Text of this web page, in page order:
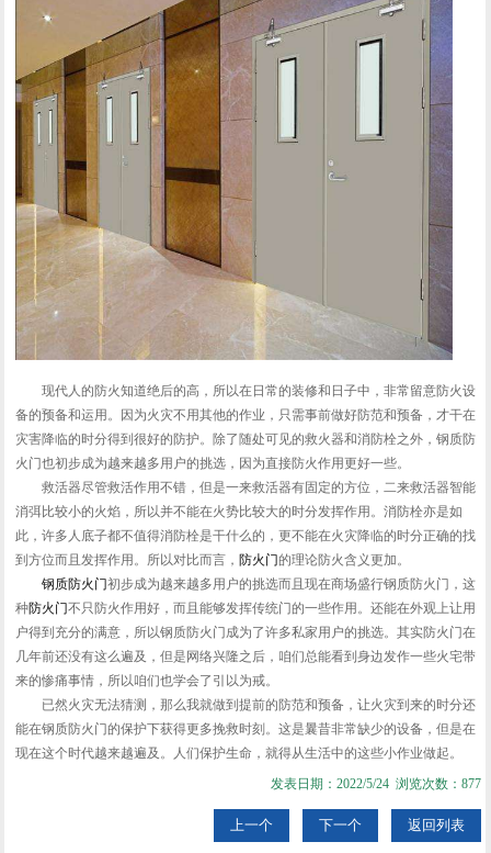
现代人的防火知道绝后的高，所以在日常的装修和日子中，非常留意防火设
备的预备和运用。因为火灾不用其他的作业，只需事前做好防范和预备，才干在
灾害降临的时分得到很好的防护。除了随处可见的救火器和消防栓之外， 钢质防
火门也初步成为越来越多用户的挑选，因为直接防火作用更好一些。
救活器尽管救活作用不错，但是一来救活器有固定的方位，二来救活器智能
消弭比较小的火焰，所以并不能在火势比较大的时分发挥作用。消防栓亦是如
此，许多人底子都不值得消防栓是干什么的，更不能在火灾降临的时分正确的找
到方位而且发挥作用。所以对比而言， 防火门的理论防火含义更加。
钢质防火门初步成为越来越多用户的挑选而且现在商场盛行钢质防火门，这
种防火门不只防火作用好，而且能够发挥传统门的一些作用。还能在外观上让用
户得到充分的满意，所以钢质防火门成为了许多私家用户的挑选。其实防火门在
几年前还没有这么遍及，但是网络兴隆之后，咱们总能看到身边发作一些火宅带
来的惨痛事情，所以咱们也学会了引以为戒。
已然火灾无法猜测，那么我就做到提前的防范和预备，让火灾到来的时分还
能在钢质防火门的保护下获得更多挽救时刻。这是曩昔非常缺少的设备，但是在
现在这个时代越来越遍及。人们保护生命，就得从生活中的这些小作业做起。
发表日期：2022/5/24 浏览次数：877
上一个 下一个 返回列表